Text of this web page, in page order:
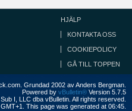
HJÄLP
KONTAKTA OSS
COOKIEPOLICY
GÅ TILL TOPPEN
Grundad 2002 av Anders Bergman.
Powered by vBulletin® Version 5.7.5
I, LLC dba vBulletin. All rights reserved.
This page was generated at 06:45.